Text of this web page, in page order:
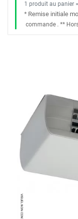
1 produit au panier
* Remise initiale
commande . **